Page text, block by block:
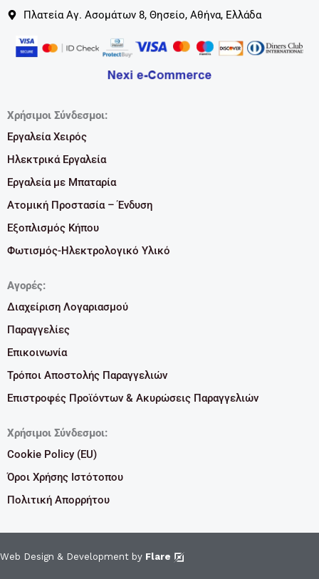
Πλατεία Αγ. Ασομάτων 8, Θησείο, Αθήνα, Ελλάδα
Χρήσιμοι Σύνδεσμοι:
Εργαλεία Χειρός
Ηλεκτρικά Εργαλεία
Εργαλεία με Μπαταρία
Ατομική Προστασία – Ένδυση
Εξοπλισμός Κήπου
Φωτισμός-Ηλεκτρολογικό Υλικό
Αγορές:
Διαχείριση Λογαριασμού
Παραγγελίες
Επικοινωνία
Τρόποι Αποστολής Παραγγελιών
Επιστροφές Προϊόντων & Ακυρώσεις Παραγγελιών
Χρήσιμοι Σύνδεσμοι:
Cookie Policy (EU)
Όροι Χρήσης Ιστότοπου
Πολιτική Απορρήτου
Web Design & Development by Flare